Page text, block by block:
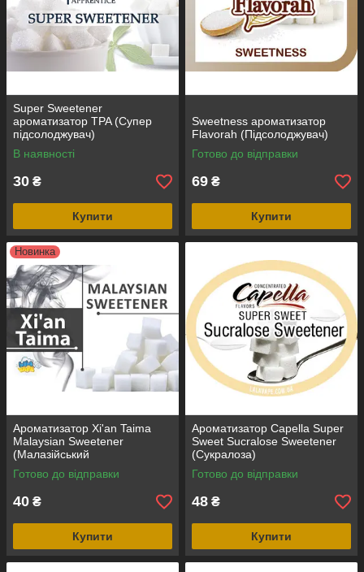
Super Sweetener
ароматизатор TPA (Супер
підсолоджувач)
В наявності
30 ₴
Купити
Sweetness ароматизатор
Flavorah (Підсолоджувач)
Готово до відправки
69 ₴
Купити
Новинка
Ароматизатор Xi'an Taima
Malaysian Sweetener
(Малазійський
підсолоджувач)
Готово до відправки
40 ₴
Купити
Ароматизатор Capella Super
Sweet Sucralose Sweetener
(Сукралоза)
Готово до відправки
48 ₴
Купити